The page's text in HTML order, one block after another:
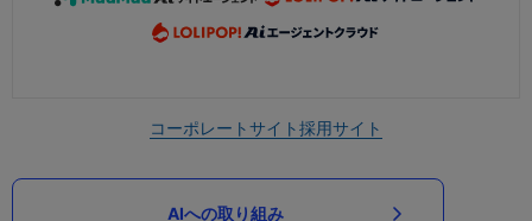
コーポレートサイト採用サイト
AIへの取り組み